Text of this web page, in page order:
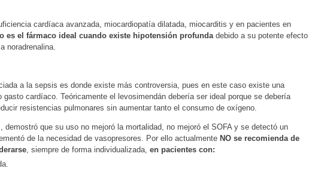
cardíaca avanzada, miocardiopatía dilatada, miocarditis y en pacientes en
es el fármaco ideal cuando existe hipotensión profunda debido a su potente efecto
noradrenalina.
a la sepsis es donde existe más controversia, pues en este caso existe una
cardíaco. Teóricamente el levosimendán debería ser ideal porque se debería
resistencias pulmonares sin aumentar tanto el consumo de oxígeno.
que su uso no mejoró la mortalidad, no mejoró el SOFA y se detectó un
de la necesidad de vasopresores. Por ello actualmente NO se recomienda de
, siempre de forma individualizada, en pacientes con: